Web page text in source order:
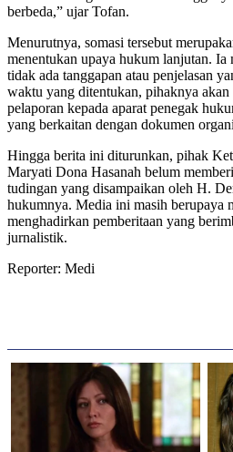
berbeda,” ujar Tofan.
Menurutnya, somasi tersebut
menentukan upaya hukum lanjutan. Ia
tidak ada tanggapan atau penjelasan
waktu yang ditentukan, pihaknya akan
pelaporan kepada aparat penegak
yang berkaitan dengan dokumen
Hingga berita ini diturunkan, pihak
Maryati Dona Hasanah belum
tudingan yang disampaikan oleh H.
hukumnya. Media ini masih berupaya
menghadirkan pemberitaan yang
jurnalistik.
Reporter: Medi